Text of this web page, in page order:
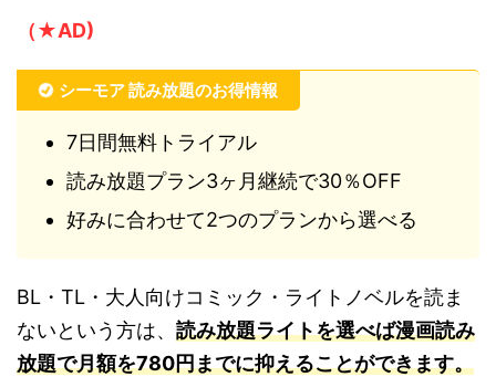
（★AD)
シーモア 読み放題のお得情報
7日間無料トライアル
読み放題プラン3ヶ月継続で30％OFF
好みに合わせて2つのプランから選べる
BL・TL・大人向けコミック・ライトノベルを読ま
ないという方は、 読み放題ライトを選べば漫画読み
放題で月額を780円までに抑えることができます。